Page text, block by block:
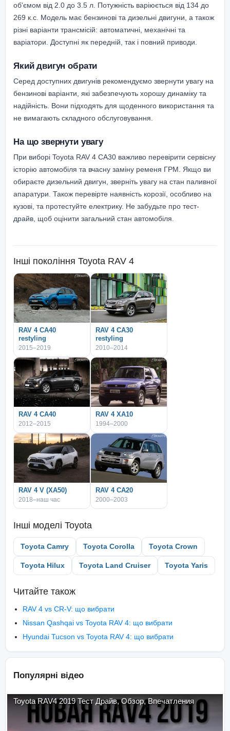
об'ємом від 2.0 до 3.5 л. Потужність варіюється від 134 до
269 к.с. Модель має бензинові та дизельні двигуни, а також
різні варіанти трансмісій: автоматичні, механічні та
варіатори. Доступні як передній, так і повний приводи.
Який двигун обрати
Серед доступних двигунів рекомендуємо звернути увагу на
бензинові варіанти, які забезпечують хорошу динаміку та
надійність. Вони підходять для щоденного використання та
не вимагають складного обслуговування.
На що звернути увагу
При виборі Toyota RAV 4 CA30 важливо перевірити сервісну
історію автомобіля та вчасну заміну ременя ГРМ. Якщо ви
обираєте дизельний двигун, зверніть увагу на стан паливної
апаратури. Також перевірте наявність корозії, особливо на
кузові, та протестуйте електрику. Не забудьте про тест-
драйв, щоб оцінити загальний стан автомобіля.
Інші покоління Toyota RAV 4
RAV 4 CA40
restyling
2015–2019
RAV 4 CA30
restyling
2010–2014
RAV 4 CA40
2012–2015
RAV 4 XA10
1994–2000
RAV 4 V (XA50)
2018–наш час
RAV 4 CA20
2000–2003
Інші моделі Toyota
Toyota Camry Toyota Corolla Toyota Crown
Toyota Hilux Toyota Land Cruiser Toyota Yaris
Читайте також
RAV 4 vs CR-V: що вибрати
Nissan Qashqai vs Toyota RAV 4: що вибрати
Hyundai Tucson vs Toyota RAV 4: що вибрати
Популярні відео
Toyota RAV4 2019 Тест Драйв, Обзор, Впечатления